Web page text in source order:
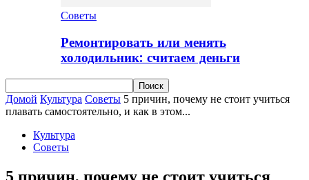
Советы
Ремонтировать или менять
холодильник: считаем деньги
Домой Культура Советы 5 причин, почему не стоит учиться
плавать самостоятельно, и как в этом...
Культура
Советы
5 причин, почему не стоит учиться